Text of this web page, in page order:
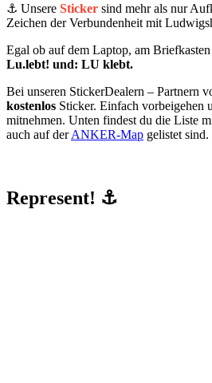
⚓️ Unsere Sticker sind mehr als nur
Zeichen der Verbundenheit mit
Egal ob auf dem Laptop, am
Lu.lebt! und: LU klebt.
Bei unseren StickerDealern – Partnern
kostenlos Sticker. Einfach vorbeigehen
mitnehmen. Unten findest du die Liste
auch auf derANKER-Map gelistet sind.
Represent! ⚓️